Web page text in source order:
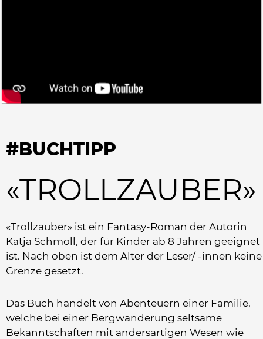
#BUCHTIPP
«TROLLZAUBER»
«Trollzauber» ist ein Fantasy-Roman der Autorin
Katja Schmoll, der für Kinder ab 8 Jahren geeignet
ist. Nach oben ist dem Alter der Leser/ -innen keine
Grenze gesetzt.
Das Buch handelt von Abenteuern einer Familie,
welche bei einer Bergwanderung seltsame
Bekanntschaften mit andersartigen Wesen wie